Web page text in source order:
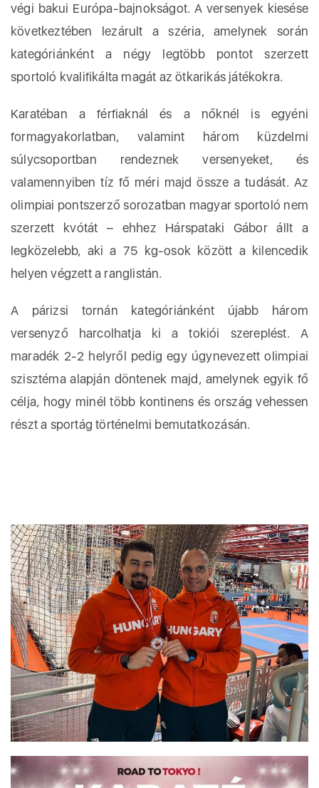
végi bakui Európa-bajnokságot. A versenyek kiesése
következtében lezárult a széria, amelynek során
kategóriánként a négy legtöbb pontot szerzett
sportoló kvalifikálta magát az ötkarikás játékokra.
Karatéban a férfiaknál és a nőknél is egyéni
formagyakorlatban, valamint három küzdelmi
súlycsoportban rendeznek versenyeket, és
valamennyiben tíz fő méri majd össze a tudását. Az
olimpiai pontszerző sorozatban magyar sportoló nem
szerzett kvótát – ehhez Hárspataki Gábor állt a
legközelebb, aki a 75 kg-osok között a kilencedik
helyen végzett a ranglistán.
A párizsi tornán kategóriánként újabb három
versenyző harcolhatja ki a tokiói szereplést. A
maradék 2-2 helyről pedig egy úgynevezett olimpiai
szisztéma alapján döntenek majd, amelynek egyik fő
célja, hogy minél több kontinens és ország vehessen
részt a sportág történelmi bemutatkozásán.